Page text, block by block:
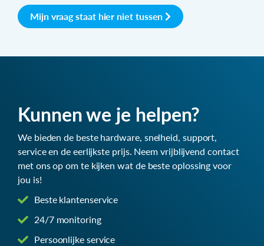
Mijn vraag staat hier niet tussen
Kunnen we je helpen?
We bieden de beste hardware, snelheid, support,
service en de eerlijkste prijs. Neem vrijblijvend contact
met ons op om te kijken wat de beste oplossing voor
jou is!
Beste klantenservice
24/7 monitoring
Persoonlijke service